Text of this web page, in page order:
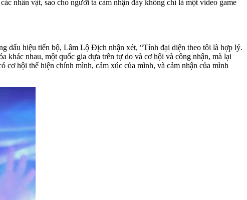
nhân vật, sao cho người ta cảm nhận đây không chỉ là một video game
dấu hiệu tiến bộ, Lâm Lộ Địch nhận xét, “Tính đại diện theo tôi là hợp lý.
khác nhau, một quốc gia dựa trên tự do và cơ hội và công nhận, mà lại
hội thể hiện chính mình, cảm xúc của mình, và cảm nhận của mình